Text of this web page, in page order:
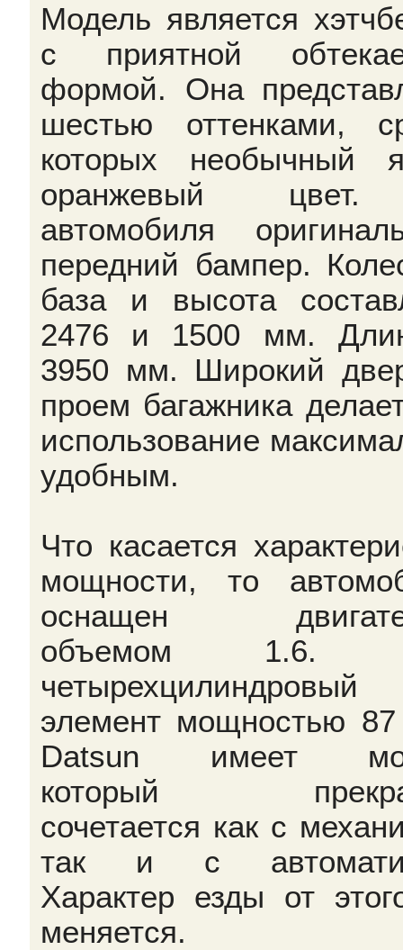
Модель является
с приятной
формой. Она
шестью оттенками,
которых необычный
оранжевый
автомобиля
передний бампер.
база и высота
2476 и 1500 мм.
3950 мм. Широкий
проем багажника
использование
удобным.
Что касается
мощности, то
оснащен
объемом 1.6.
четырехцилиндровый
элемент мощностью
Datsun имеет
который
сочетается как с
так и с
Характер езды от
меняется.